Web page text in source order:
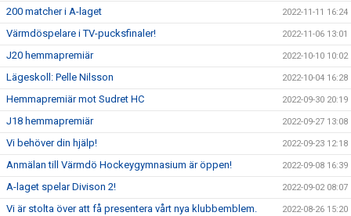
200 matcher i A-laget 2022-11-11 16:24
Värmdöspelare i TV-pucksfinaler! 2022-11-06 13:01
J20 hemmapremiär 2022-10-10 10:02
Lägeskoll: Pelle Nilsson 2022-10-04 16:28
Hemmapremiär mot Sudret HC 2022-09-30 20:19
J18 hemmapremiär 2022-09-27 13:08
Vi behöver din hjälp! 2022-09-23 12:18
Anmälan till Värmdö Hockeygymnasium är öppen! 2022-09-08 16:39
A-laget spelar Divison 2! 2022-09-02 08:07
Vi är stolta över att få presentera vårt nya klubbemblem. 2022-08-26 15:20